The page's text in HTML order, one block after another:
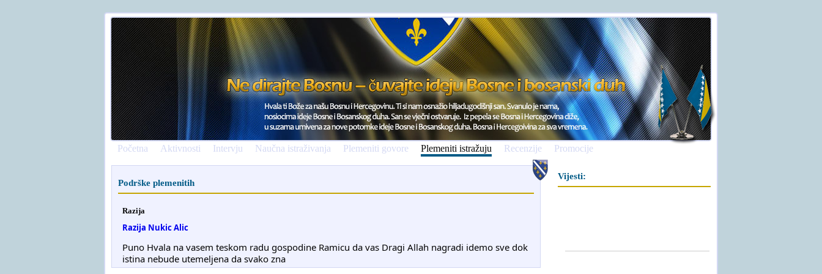
Početna Aktivnosti Intervju Naučna istraživanja Plemeniti govore Plemeniti istražuju Recenzije Promocije
Podrške plemenitih
Razija
Razija Nukic Alic
Puno Hvala na vasem teskom radu gospodine Ramicu da vas Dragi Allah nagradi idemo sve dok
istina nebude utemeljena da svako zna
Vijesti: